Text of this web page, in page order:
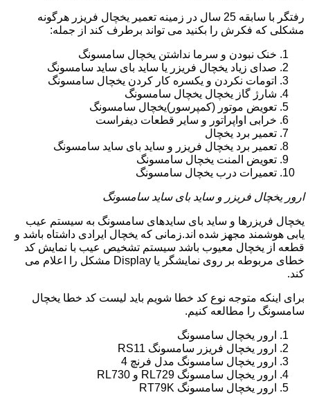
رفتگر با سابقه 25 سال در زمینه تعمیر یخچال فریزر هرگونه
مشکلی که فکرش را بکنید می تواند برطرف کند از جمله:
خنک نبودن و سرما نداشتن یخچال سامسونگ
صدای زیاد یخچال فریزر یا ساید بای ساید سامسونگ
اتومات نکردن و یکسره کار کردن یخچال سامسونگ
شارژ گاز یخچال یخچال سامسونگ
تعویض موتور (کمپرسور)یخچال سامسونگ
خرابی اواپراتور و سایر قطعات دیفراست
تعمیر برد یخچال
تعمیر برد یخچال فریزر و ساید بای ساید سامسونگ
تعویض المنت یخچال سامسونگ
تعمیرات درب یخچال سامسونگ
ارور یخچال فریزر و ساید بای ساید سامسونگ
یخچال فریزرها و ساید بای سایدهای سامسونگ به سیستم عیب
یابی هوشمند مجهز شده اند.زمانی که یخچال ایرادی داشتاه باشد و
قطعه از یخچال معیوب باشد سیستم تشخیص عیب با نمایش کد
خطای مربوطه بر روی نمایشگر یا Display مشکل را اعلام می
کند.
برای اینکه متوجه نوع کد خطا شویم باید لیست کد خطا یخچال
سامسونگ را مطالعه کنیم.
ارور یخچال سامسونگ
ارور یخچال فریزر سامسونگ RS11
ارور یخچال سامسونگ مدل فرنچ 4
ارور یخچال سامسونگ RL729 و RL730
ارور یخچال سامسونگ RT79K